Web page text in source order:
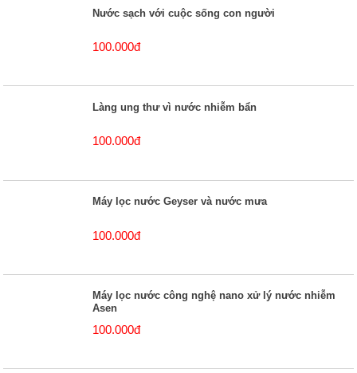
Nước sạch với cuộc sống con người
100.000đ
Làng ung thư vì nước nhiễm bẩn
100.000đ
Máy lọc nước Geyser và nước mưa
100.000đ
Máy lọc nước công nghệ nano xử lý nước nhiễm
Asen
100.000đ